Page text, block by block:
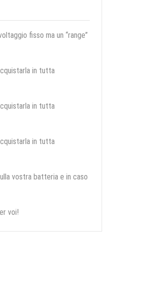
fisso ma un “range”
in tutta
in tutta
in tutta
vostra batteria e in caso
voi!